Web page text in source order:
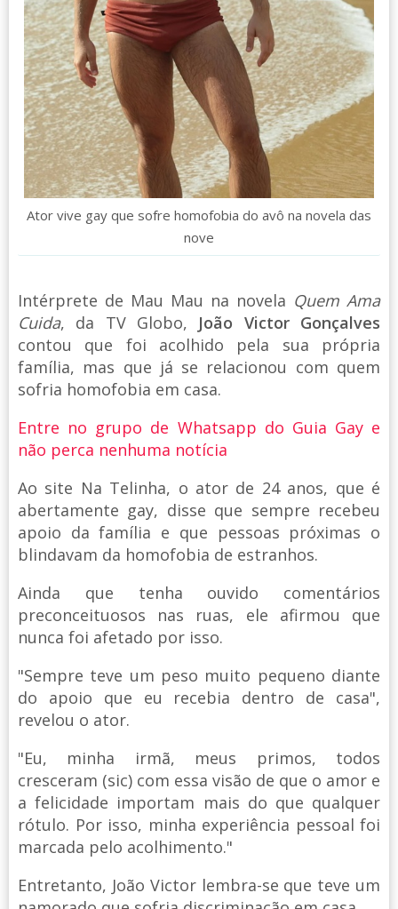
Ator vive gay que sofre homofobia do avô na novela das
nove
Intérprete de Mau Mau na novela Quem Ama
Cuida, da TV Globo, João Victor Gonçalves
contou que foi acolhido pela sua própria
família, mas que já se relacionou com quem
sofria homofobia em casa.
Entre no grupo de Whatsapp do Guia Gay e
não perca nenhuma notícia
Ao site Na Telinha, o ator de 24 anos, que é
abertamente gay, disse que sempre recebeu
apoio da família e que pessoas próximas o
blindavam da homofobia de estranhos.
Ainda que tenha ouvido comentários
preconceituosos nas ruas, ele afirmou que
nunca foi afetado por isso.
"Sempre teve um peso muito pequeno diante
do apoio que eu recebia dentro de casa",
revelou o ator.
"Eu, minha irmã, meus primos, todos
cresceram (sic) com essa visão de que o amor e
a felicidade importam mais do que qualquer
rótulo. Por isso, minha experiência pessoal foi
marcada pelo acolhimento."
Entretanto, João Victor lembra-se que teve um